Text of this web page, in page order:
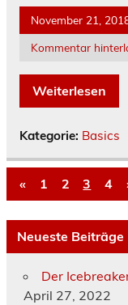
November 21,
Kommentar
Weiterlesen
Kategorie: Basics
« 1 2 3 4
Neueste Beiträge
Der
April 27, 2022